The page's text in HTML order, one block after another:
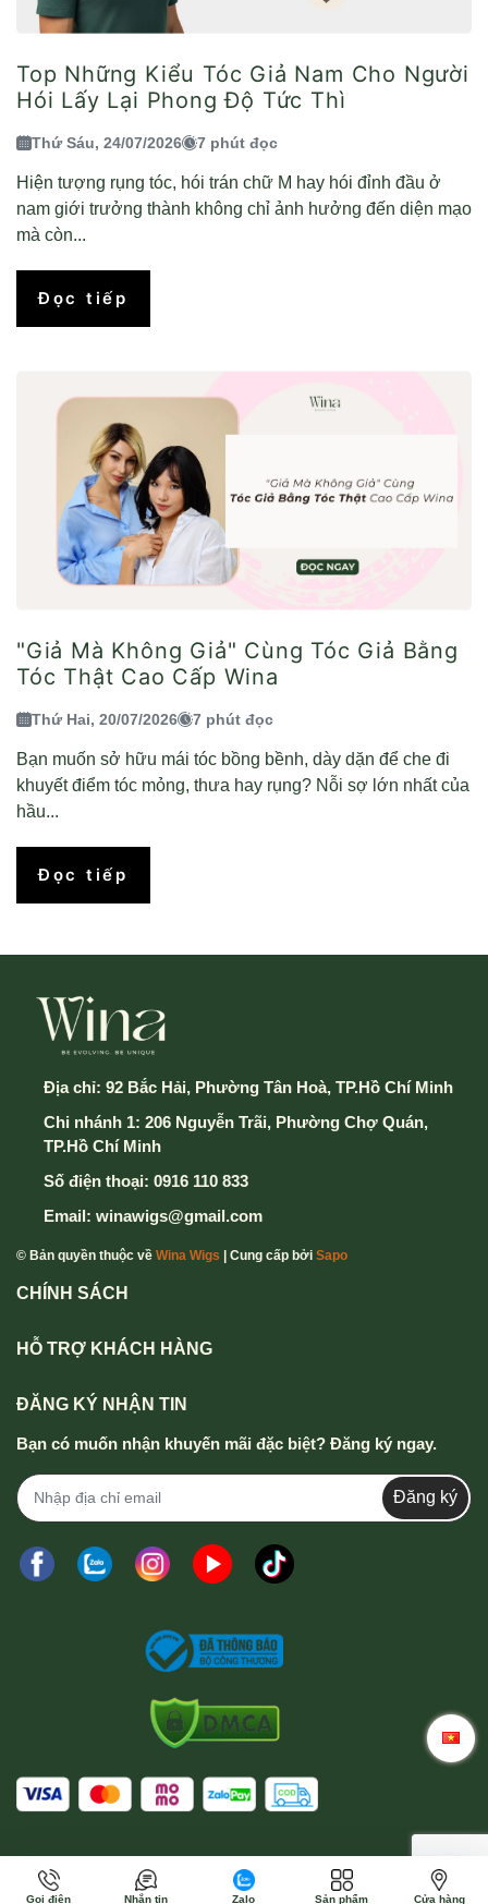
Top Những Kiểu Tóc Giả Nam Cho Người
Hói Lấy Lại Phong Độ Tức Thì
Thứ Sáu, 24/07/2026 7 phút đọc
Hiện tượng rụng tóc, hói trán chữ M hay hói đỉnh đầu ở
nam giới trưởng thành không chỉ ảnh hưởng đến diện mạo
mà còn...
Đọc tiếp
"Giả Mà Không Giả" Cùng Tóc Giả Bằng
Tóc Thật Cao Cấp Wina
Thứ Hai, 20/07/2026 7 phút đọc
Bạn muốn sở hữu mái tóc bồng bềnh, dày dặn để che đi
khuyết điểm tóc mỏng, thưa hay rụng? Nỗi sợ lớn nhất của
hầu...
Đọc tiếp
Địa chỉ: 92 Bắc Hải, Phường Tân Hoà, TP.Hồ Chí Minh
Chi nhánh 1: 206 Nguyễn Trãi, Phường Chợ Quán,
TP.Hồ Chí Minh
Số điện thoại: 0916 110 833
Email: winawigs@gmail.com
© Bản quyền thuộc về Wina Wigs | Cung cấp bởi Sapo
CHÍNH SÁCH
HỖ TRỢ KHÁCH HÀNG
ĐĂNG KÝ NHẬN TIN
Bạn có muốn nhận khuyến mãi đặc biệt? Đăng ký ngay.
Đăng ký
Gọi điện Nhắn tin Zalo Sản phẩm Cửa hàng